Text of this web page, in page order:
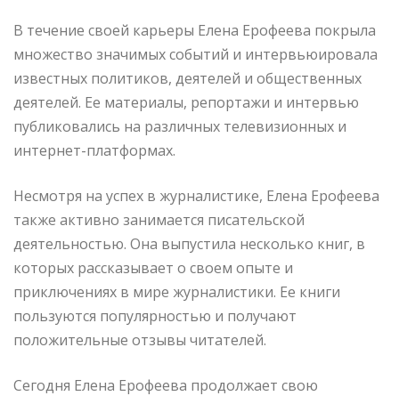
В течение своей карьеры Елена Ерофеева покрыла
множество значимых событий и интервьюировала
известных политиков, деятелей и общественных
деятелей. Ее материалы, репортажи и интервью
публиковались на различных телевизионных и
интернет-платформах.
Несмотря на успех в журналистике, Елена Ерофеева
также активно занимается писательской
деятельностью. Она выпустила несколько книг, в
которых рассказывает о своем опыте и
приключениях в мире журналистики. Ее книги
пользуются популярностью и получают
положительные отзывы читателей.
Сегодня Елена Ерофеева продолжает свою